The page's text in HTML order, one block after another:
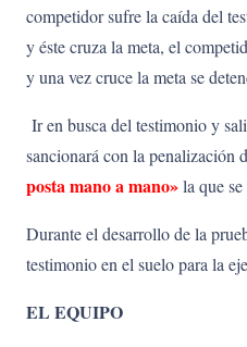
competidor sufre la caída del
y éste cruza la meta, el
y una vez cruce la meta se
Ir en busca del testimonio y
sancionará con la penalización
posta mano a mano»la que
Durante el desarrollo de la
testimonio en el suelo para la
EL EQUIPO